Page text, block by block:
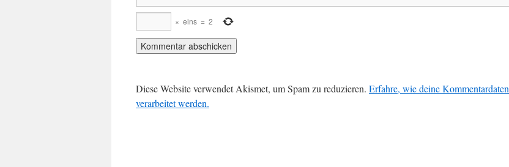
× eins = 2
Diese Website verwendet Akismet, um Spam zu reduzieren. Erfahre, wie deine Kommentardaten
verarbeitet werden.